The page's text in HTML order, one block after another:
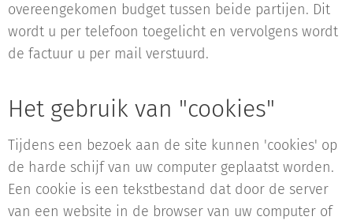
overeengekomen budget tussen beide partijen. Dit
wordt u per telefoon toegelicht en vervolgens wordt
de factuur u per mail verstuurd.
Het gebruik van "cookies"
Tijdens een bezoek aan de site kunnen 'cookies' op
de harde schijf van uw computer geplaatst worden.
Een cookie is een tekstbestand dat door de server
van een website in de browser van uw computer of